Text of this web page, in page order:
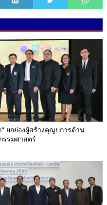
ยกย่องผู้สร้างคุณูปการด้าน
รรมศาสตร์